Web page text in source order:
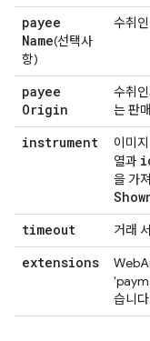
payee
Name(선택사
항)
수취
payee
Origin
수취
는 판
instrument 이미
열과
을 가
timeout 거래
extensions
습니